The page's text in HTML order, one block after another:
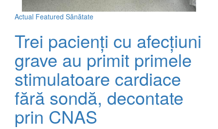
Actual Featured Sănătate
Trei pacienți cu afecțiuni
grave au primit primele
stimulatoare cardiace
fără sondă, decontate
prin CNAS